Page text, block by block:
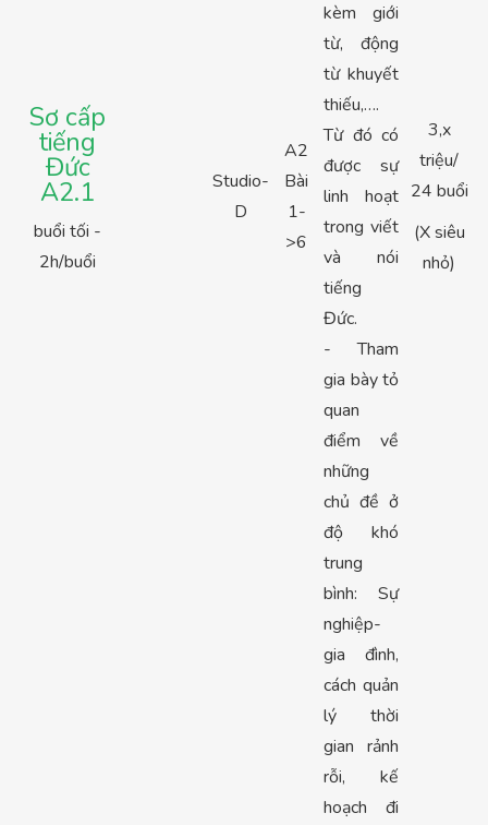
Sơ cấp
tiếng
Đức
A2.1
buổi tối -
2h/buổi
Studio-
D
A2
Bài
1-
>6
kèm giới
từ, động
từ khuyết
thiếu,….
Từ đó có
được sự
linh hoạt
trong viết
và nói
tiếng
Đức.
- Tham
gia bày tỏ
quan
điểm về
những
chủ đề ở
độ khó
trung
bình: Sự
nghiệp-
gia đình,
cách quản
lý thời
gian rảnh
rỗi, kế
hoạch đi
3,x
triệu/
24 buổi
(X siêu
nhỏ)